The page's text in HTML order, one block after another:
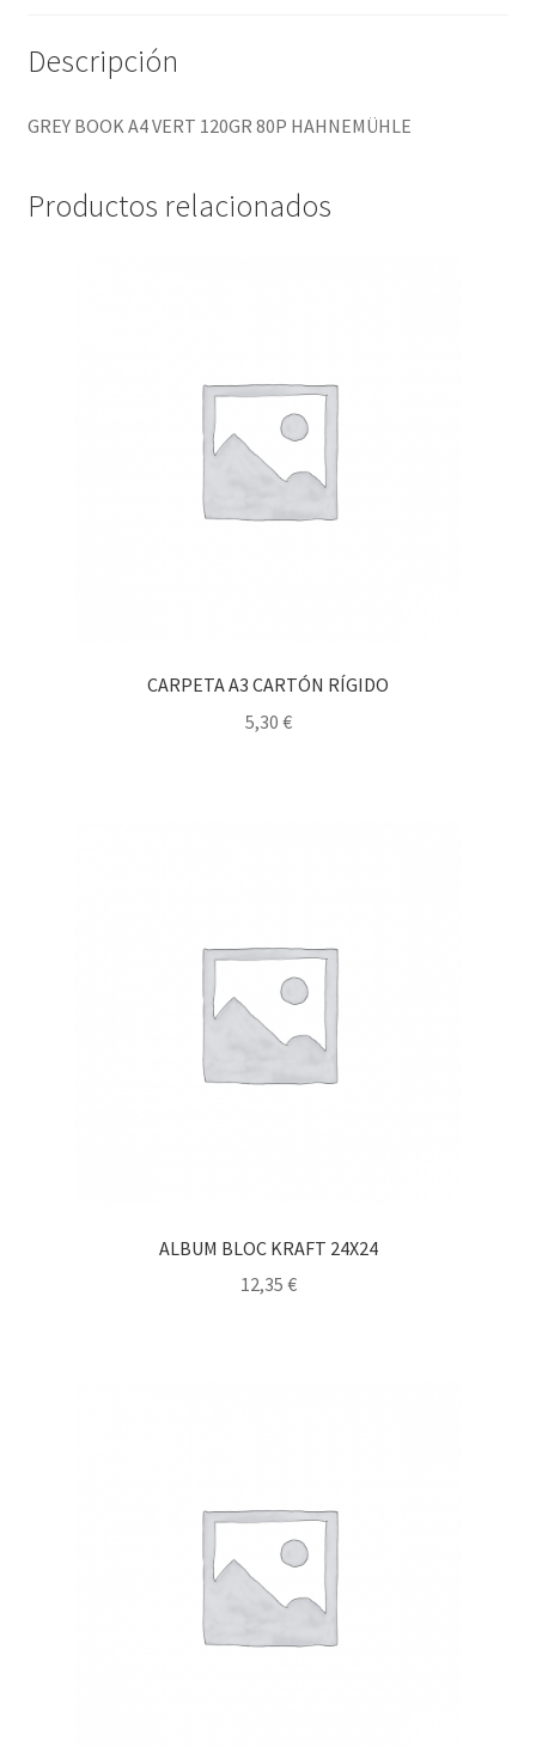
Descripción
GREY BOOK A4 VERT 120GR 80P HAHNEMÜHLE
Productos relacionados
CARPETA A3 CARTÓN RÍGIDO
5,30 €
ALBUM BLOC KRAFT 24X24
12,35 €